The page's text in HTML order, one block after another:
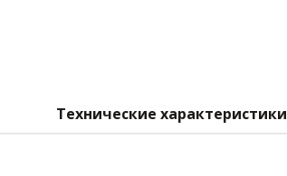
Технические характеристики